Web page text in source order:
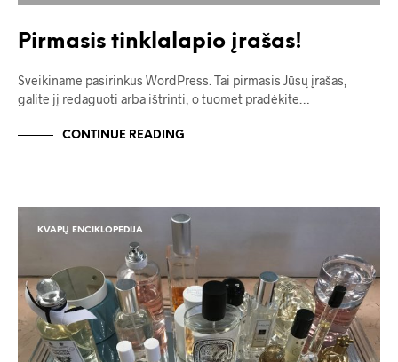
Pirmasis tinklalapio įrašas!
Sveikiname pasirinkus WordPress. Tai pirmasis Jūsų įrašas,
galite jį redaguoti arba ištrinti, o tuomet pradėkite…
CONTINUE READING
KVAPŲ ENCIKLOPEDIJA